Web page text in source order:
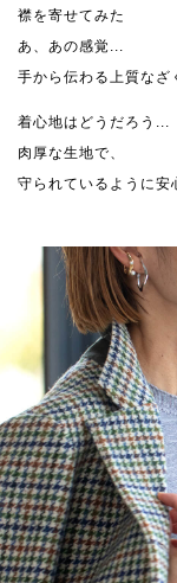
襟を寄せてみた
あ、あの感覚...
手から伝わる上質なざ
着心地はどうだろう...
肉厚な生地で、
守られているように安